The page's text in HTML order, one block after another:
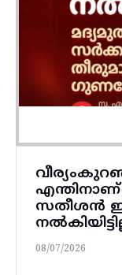
സതീശൻ
08/07/2026